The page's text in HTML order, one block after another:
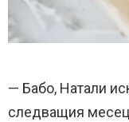
— Бабо, Натали
следващия